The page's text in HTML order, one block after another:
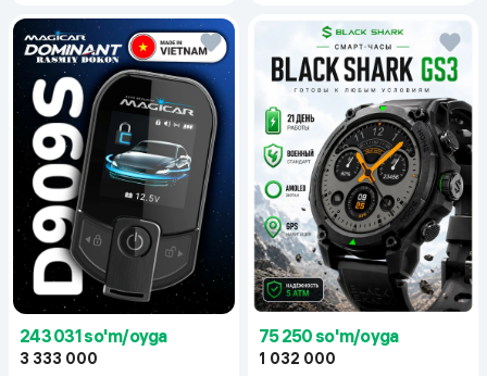
243 031 so'm/oyga
3 333 000
75 250 so'm/oyga
1 032 000